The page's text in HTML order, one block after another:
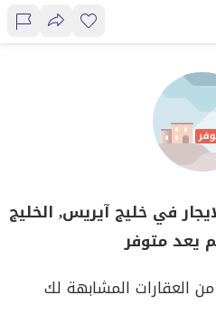
في خليج آيريس, الخليج
يعد متوفر
العقارات المشابهة لك